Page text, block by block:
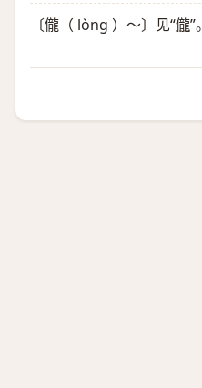
〔儱（ lòng ）～〕见“儱”。